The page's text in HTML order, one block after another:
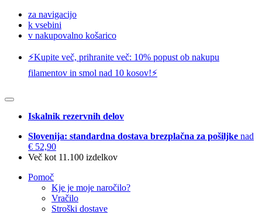
za navigacijo
k vsebini
v nakupovalno košarico
⚡️Kupite več, prihranite več: 10% popust ob nakupu
filamentov in smol nad 10 kosov!⚡️
Iskalnik rezervnih delov
Slovenija: standardna dostava brezplačna za pošiljke nad
€ 52,90
Več kot 11.100 izdelkov
Pomoč
Kje je moje naročilo?
Vračilo
Stroški dostave